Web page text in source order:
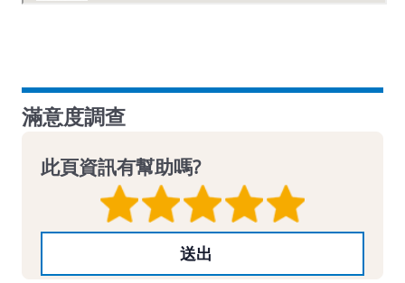
滿意度調查
此頁資訊有幫助嗎?